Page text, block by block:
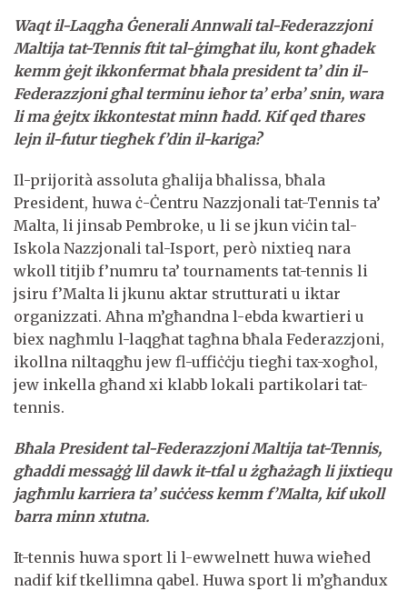
Waqt il-Laqgħa Ġenerali Annwali tal-Federazzjoni
Maltija tat-Tennis ftit tal-ġimgħat ilu, kont għadek
kemm ġejt ikkonfermat bħala president ta’ din il-
Federazzjoni għal terminu ieħor ta’ erba’ snin, wara
li ma ġejtx ikkontestat minn ħadd. Kif qed tħares
lejn il-futur tiegħek f’din il-kariga?
Il-prijorità assoluta għalija bħalissa, bħala
President, huwa ċ-Ċentru Nazzjonali tat-Tennis ta’
Malta, li jinsab Pembroke, u li se jkun viċin tal-
Iskola Nazzjonali tal-Isport, però nixtieq nara
wkoll titjib f’numru ta’ tournaments tat-tennis li
jsiru f’Malta li jkunu aktar strutturati u iktar
organizzati. Aħna m’għandna l-ebda kwartieri u
biex nagħmlu l-laqgħat tagħna bħala Federazzjoni,
ikollna niltaqgħu jew fl-uffiċċju tiegħi tax-xogħol,
jew inkella għand xi klabb lokali partikolari tat-
tennis.
Bħala President tal-Federazzjoni Maltija tat-Tennis,
għaddi messaġġ lil dawk it-tfal u żgħażagħ li jixtiequ
jagħmlu karriera ta’ suċċess kemm f’Malta, kif ukoll
barra minn xtutna.
It-tennis huwa sport li l-ewwelnett huwa wieħed
nadif kif tkellimna qabel. Huwa sport li m’għandux